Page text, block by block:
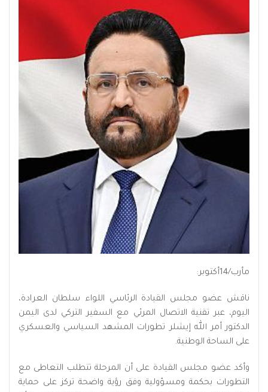
مأرب/14أكتوبر:
ناقش عضو مجلس القيادة الرئاسي اللواء سلطان العرادة،
اليوم، عبر تقنية الاتصال المرئي مع السفير التركي لدى اليمن
الدكتور أمر الله إيشلر تطورات المشهد السياسي والعسكري
على الساحة الوطنية.
وأكد عضو مجلس القيادة على أن المرحلة تتطلب التعاطى مع
التطورات بحكمة ومسؤولية وفق رؤية واضحة تركز على حماية